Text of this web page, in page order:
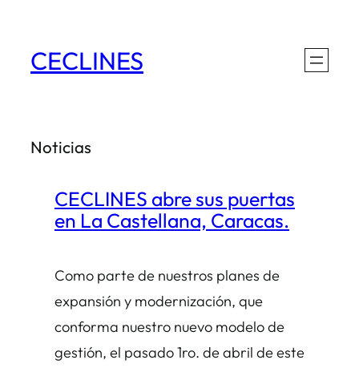
contenido
CECLINES
Noticias
CECLINES abre sus puertas
en La Castellana, Caracas.
Como parte de nuestros planes de
expansión y modernización, que
conforma nuestro nuevo modelo de
gestión, el pasado 1ro. de abril de este